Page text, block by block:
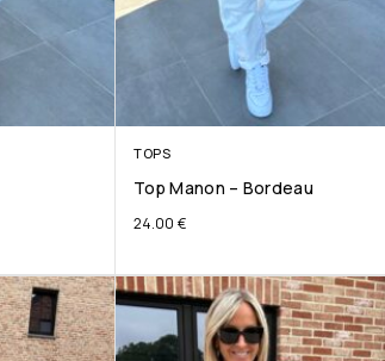
TOPS
Top Manon – Bordeau
24.00 €